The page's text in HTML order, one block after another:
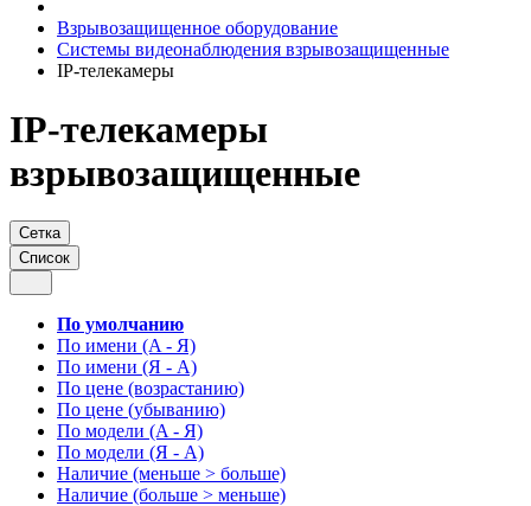
Взрывозащищенное оборудование
Системы видеонаблюдения взрывозащищенные
IP-телекамеры
IP-телекамеры
взрывозащищенные
Сетка
Список
По умолчанию
По имени (A - Я)
По имени (Я - A)
По цене (возрастанию)
По цене (убыванию)
По модели (A - Я)
По модели (Я - A)
Наличие (меньше > больше)
Наличие (больше > меньше)